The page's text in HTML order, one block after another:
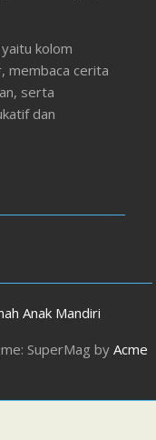
kolom
membaca cerita
serta
dan
Anak Mandiri
SuperMag byAcme